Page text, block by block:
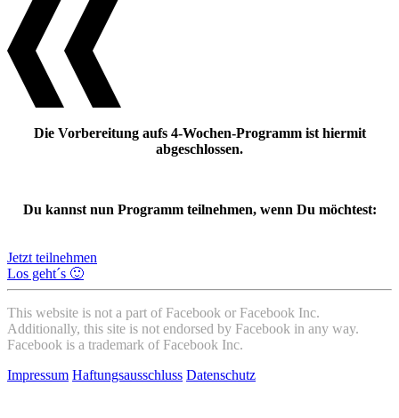
Die Vorbereitung aufs 4-Wochen-Programm ist hiermit
abgeschlossen.
Du kannst nun Programm teilnehmen, wenn Du möchtest:
Jetzt teilnehmen
Los geht´s 🙂
This website is not a part of Facebook or Facebook Inc.
Additionally, this site is not endorsed by Facebook in any way.
Facebook is a trademark of Facebook Inc.
Impressum Haftungsausschluss Datenschutz